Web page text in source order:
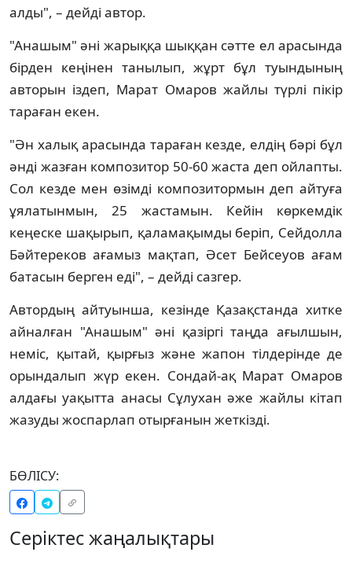
алды", – дейді автор.
"Анашым" әні жарыққа шыққан сәтте ел арасында
бірден кеңінен танылып, жұрт бұл туындының
авторын іздеп, Марат Омаров жайлы түрлі пікір
тараған екен.
"Ән халық арасында тараған кезде, елдің бәрі бұл
әнді жазған композитор 50-60 жаста деп ойлапты.
Сол кезде мен өзімді композитормын деп айтуға
ұялатынмын, 25 жастамын. Кейін көркемдік
кеңеске шақырып, қаламақымды беріп, Сейдолла
Бәйтереков ағамыз мақтап, Әсет Бейсеуов ағам
батасын берген еді", – дейді сазгер.
Автордың айтуынша, кезінде Қазақстанда хитке
айналған "Анашым" әні қазіргі таңда ағылшын,
неміс, қытай, қырғыз және жапон тілдерінде де
орындалып жүр екен. Сондай-ақ Марат Омаров
алдағы уақытта анасы Сұлухан әже жайлы кітап
жазуды жоспарлап отырғанын жеткізді.
БӨЛІСУ:
Серіктес жаңалықтары